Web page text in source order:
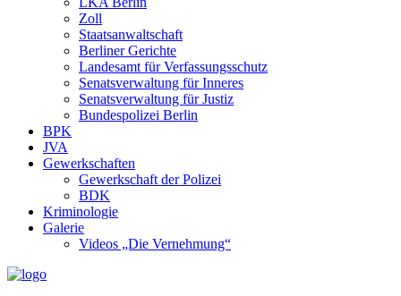
Zoll
Staatsanwaltschaft
Berliner Gerichte
Landesamt für Verfassungsschutz
Senatsverwaltung für Inneres
Senatsverwaltung für Justiz
Bundespolizei Berlin
BPK
JVA
Gewerkschaften
Gewerkschaft der Polizei
BDK
Kriminologie
Galerie
Videos „Die Vernehmung“